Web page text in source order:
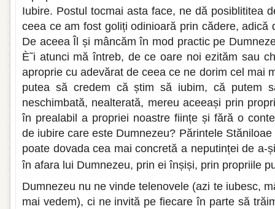
Iubire. Postul tocmai asta face, ne dă posiblititea
ceea ce am fost goliți odinioară prin cădere, adică
De aceea Îl și mâncăm în mod practic pe
È˜i atunci mă întreb, de ce oare noi ezităm sau
aproprie cu adevărat de ceea ce ne dorim cel mai
putea să credem că știm să iubim, că putem
neschimbată, nealterată, mereu aceeași prin
în prealabil a propriei noastre ființe și fără o
de iubire care este Dumnezeu? Părintele
poate dovada cea mai concretă a neputinței de a-
în afara lui Dumnezeu, prin ei înșiși, prin propriile
Dumnezeu nu ne vinde telenovele (azi te iubesc,
mai vedem), ci ne invită pe fiecare în parte să